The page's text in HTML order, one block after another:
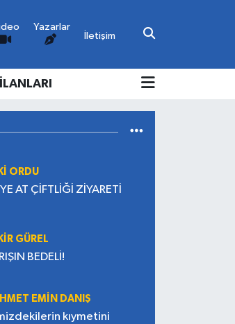
Yazarlar
İletişim
ORDU
AT ÇİFTLİĞİ ZİYARETİ
GÜREL
BEDELİ!
EMIN DANIŞ
kıymetini